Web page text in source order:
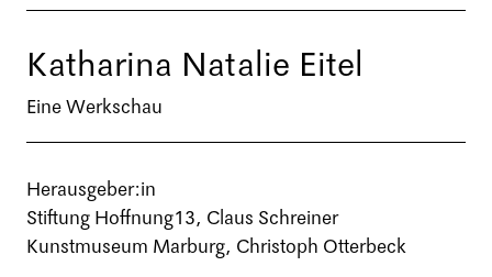
Katharina Natalie Eitel
Eine Werkschau
Herausgeber:in
Stiftung Hoffnung13, Claus Schreiner
Kunstmuseum Marburg, Christoph Otterbeck